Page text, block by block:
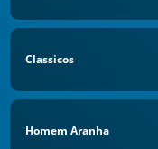
Classicos
Homem Aranha